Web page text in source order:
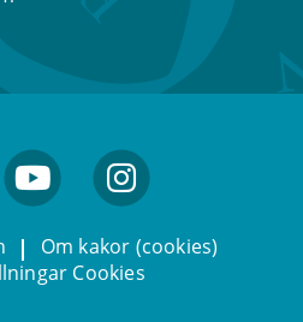
Om kakor (cookies)
Cookies